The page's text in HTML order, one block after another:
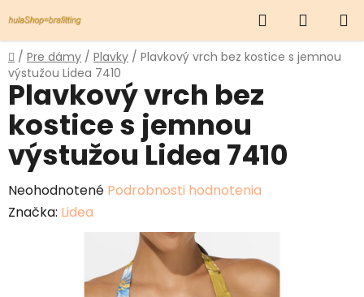
na
obsah
Hľadať
KOŠÍK
Domov
/ Pre dámy / Plavky / Plavkový vrch bez kostice s jemnou
výstužou Lidea 7410
Plavkový vrch bez
kostice s jemnou
výstužou Lidea 7410
Priemerné
hodnotenie
Neohodnotené Podrobnosti hodnotenia
Značka: Lidea